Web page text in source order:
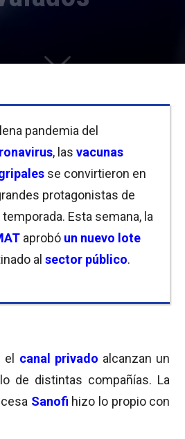
pandemia del
, las vacunas
se convirtieron en
protagonistas de
Esta semana, la
aprobó un nuevo lote
al sector público.
el canal privado alcanzan un
de distintas compañías. La
Sanofi hizo lo propio con